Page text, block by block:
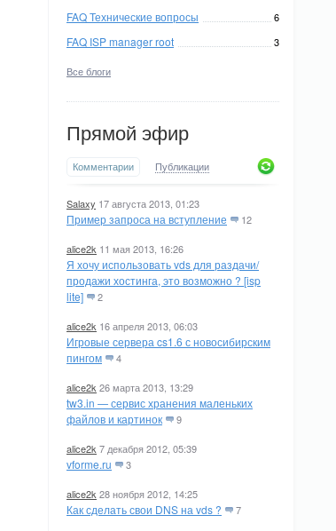
FAQ Технические вопросы 6
FAQ ISP manager root 3
Все блоги
Прямой эфир
Комментарии Публикации
Salaxy 17 августа 2013, 01:23
Пример запроса на вступление 12
alice2k 11 мая 2013, 16:26
Я хочу использовать vds для раздачи/
продажи хостинга, это возможно ? [isp
lite]
2
alice2k 16 апреля 2013, 06:03
Игровые сервера cs1.6 с новосибирским
пингом
4
alice2k 26 марта 2013, 13:29
tw3.in — сервис хранения маленьких
файлов и картинок
9
alice2k 7 декабря 2012, 05:39
vforme.ru 3
alice2k 28 ноября 2012, 14:25
Как сделать свои DNS на vds ? 7